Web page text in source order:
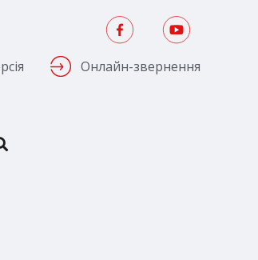
Онлайн-звернення